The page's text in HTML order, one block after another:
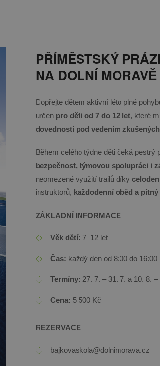
PŘÍMĚSTSKÝ
NA DOLNÍ MORAVĚ
Dopřejte dětem aktivní léto plné
určen pro děti od 7 do 12 let, které
dovednosti pod vedením
Během celého týdne děti čeká pestrý
bezpečnost, týmovou spolupráci i
neomezené využití trailů díky
instruktorů, každodenní oběd a pitný
ZÁKLADNÍ INFORMACE
Věk dětí: 7–12 let
Čas: každý den od 8:00 do 16:00
Termíny: 27. 7. – 31. 7. a 10. 8. –
Cena: 5 500 Kč
REZERVACE
bajkovaskola@dolnimorava.cz